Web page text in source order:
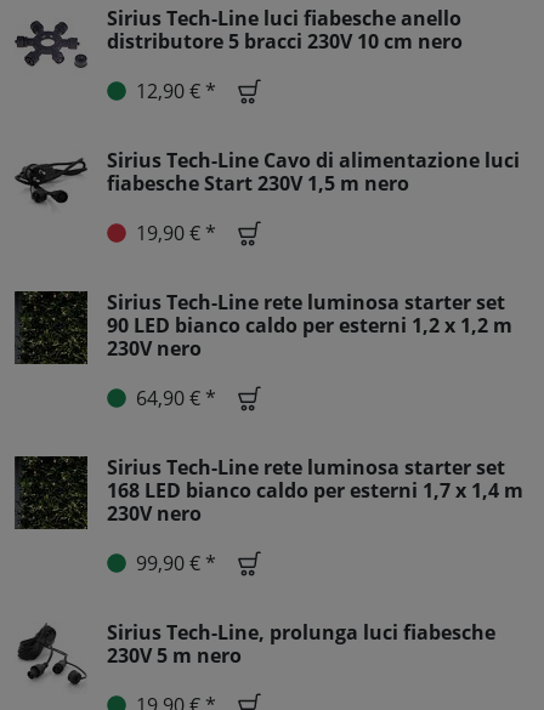
Sirius Tech-Line luci fiabesche anello
distributore 5 bracci 230V 10 cm nero
12,90 € *
Sirius Tech-Line Cavo di alimentazione luci
fiabesche Start 230V 1,5 m nero
19,90 € *
Sirius Tech-Line rete luminosa starter set
90 LED bianco caldo per esterni 1,2 x 1,2 m
230V nero
64,90 € *
Sirius Tech-Line rete luminosa starter set
168 LED bianco caldo per esterni 1,7 x 1,4 m
230V nero
99,90 € *
Sirius Tech-Line, prolunga luci fiabesche
230V 5 m nero